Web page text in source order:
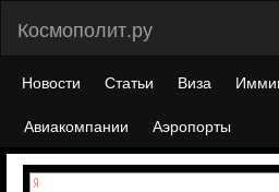
Космополит.ру
Новости Статьи Виза
Авиакомпании
Аэропорты